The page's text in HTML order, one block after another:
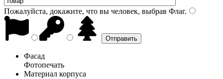
Пожалуйста, докажите, что вы человек, выбрав Флаг.
Фасад
Фотопечать
Материал корпуса